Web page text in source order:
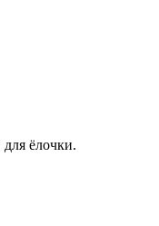
ёлочки.